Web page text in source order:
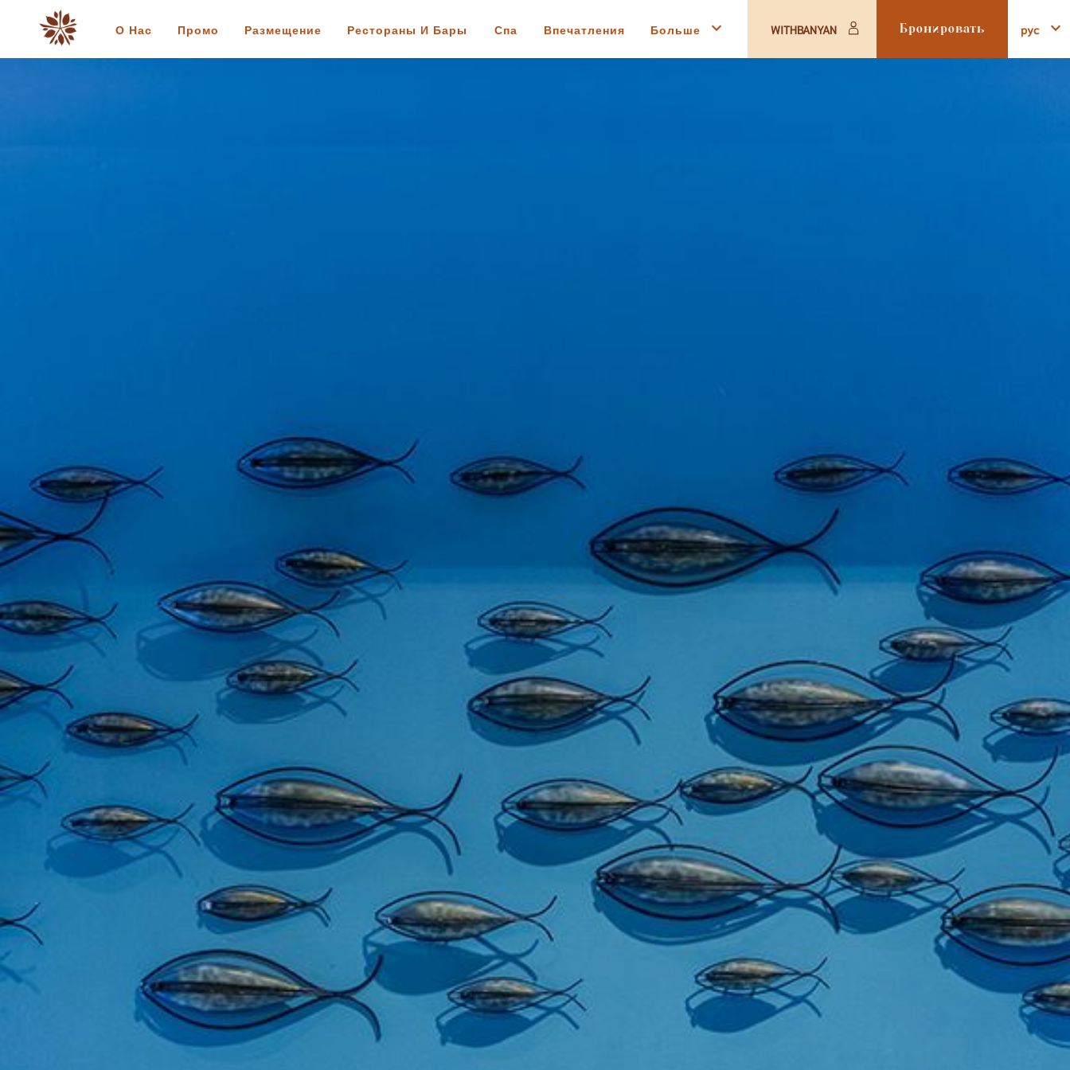
О Нас Промо Размещение Рестораны И Бары Спа Впечатления Больше WITHBANYAN Бронировать pyc